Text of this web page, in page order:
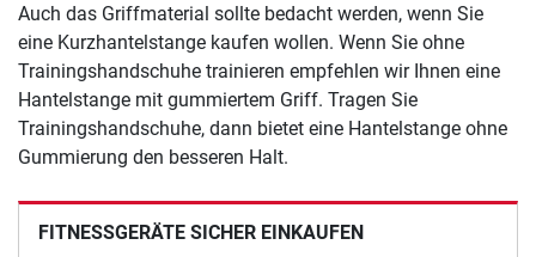
FITNESSGERÄTE SICHER EINKAUFEN
Auch das Griffmaterial sollte bedacht werden, wenn Sie
eine Kurzhantelstange kaufen wollen. Wenn Sie ohne
Trainingshandschuhe trainieren empfehlen wir Ihnen eine
Hantelstange mit gummiertem Griff. Tragen Sie
Trainingshandschuhe, dann bietet eine Hantelstange ohne
Gummierung den besseren Halt.